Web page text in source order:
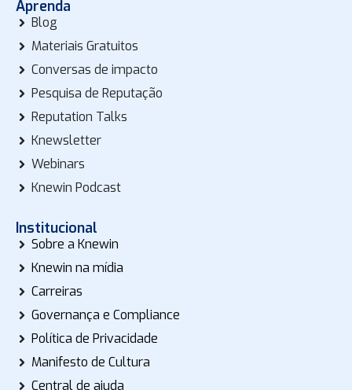
Aprenda
Blog
Materiais Gratuitos
Conversas de impacto
Pesquisa de Reputação
Reputation Talks
Knewsletter
Webinars
Knewin Podcast
Institucional
Sobre a Knewin
Knewin na mídia
Carreiras
Governança e Compliance
Política de Privacidade
Manifesto de Cultura
Central de ajuda